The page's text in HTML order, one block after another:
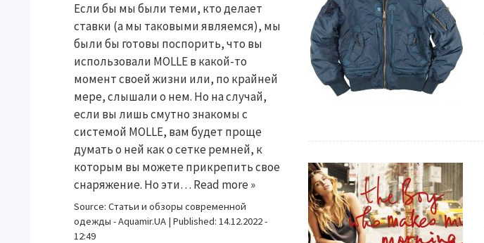
Если бы мы были теми, кто делает
ставки (а мы таковыми являемся), мы
были бы готовы поспорить, что вы
использовали MOLLE в какой-то
момент своей жизни или, по крайней
мере, слышали о нем. Но на случай,
если вы лишь смутно знакомы с
системой MOLLE, вам будет проще
думать о ней как о сетке ремней, к
которым вы можете прикрепить свое
снаряжение. Но эти… Read more »
Source: Статьи и обзоры современной
одежды - Aquamir.UA | Published: 14.12.2022 -
12:49